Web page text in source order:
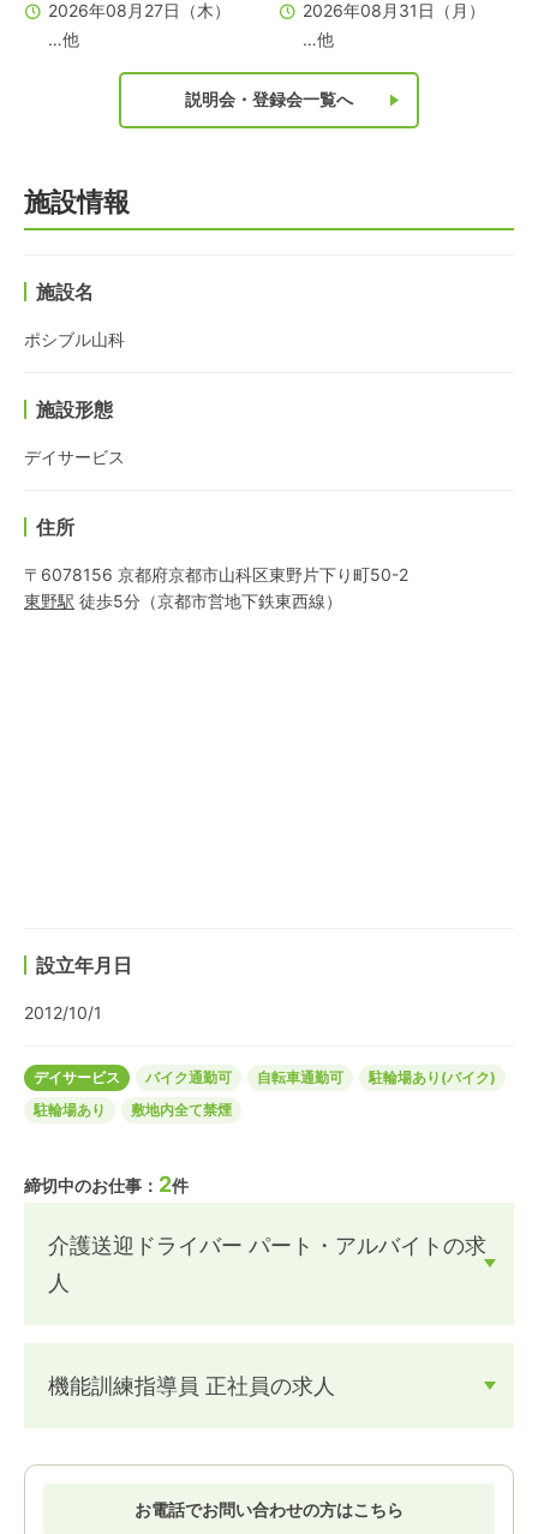
2026年08月27日（木）
…他
2026年08月31日（月）
…他
説明会・登録会一覧へ
施設情報
施設名
ポシブル山科
施設形態
デイサービス
住所
〒6078156 京都府京都市山科区東野片下り町50-2
東野駅 徒歩5分 （京都市営地下鉄東西線）
設立年月日
2012/10/1
デイサービス バイク通勤可 自転車通勤可
駐輪場あり(バイク)
駐輪場あり
敷地内全て禁煙
締切中のお仕事： 2件
介護送迎ドライバー パート・アルバイトの求
人
機能訓練指導員 正社員の求人
お電話でお問い合わせの方はこちら